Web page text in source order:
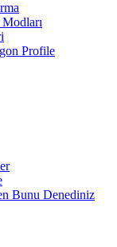
Profile
Bunu Denediniz